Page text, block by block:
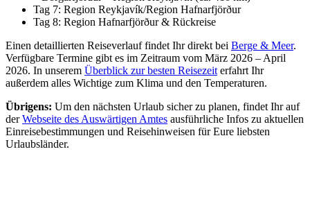
Tag 7: Region Reykjavík/Region Hafnarfjörður
Tag 8: Region Hafnarfjörður & Rückreise
Einen detaillierten Reiseverlauf findet Ihr direkt bei Berge & Meer.
Verfügbare Termine gibt es im Zeitraum vom März 2026 – April
2026. In unserem Überblick zur besten Reisezeit erfahrt Ihr
außerdem alles Wichtige zum Klima und den Temperaturen.
Übrigens: Um den nächsten Urlaub sicher zu planen, findet Ihr auf
derWebseite des Auswärtigen Amtes ausführliche Infos zu aktuellen
Einreisebestimmungen und Reisehinweisen für Eure liebsten
Urlaubsländer.